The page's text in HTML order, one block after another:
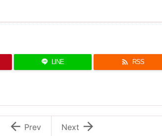
LINE  RSS

Next
 Prev